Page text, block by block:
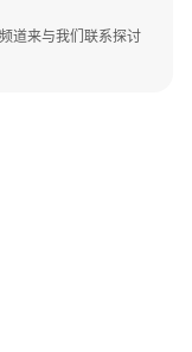
道来与我们联系探讨